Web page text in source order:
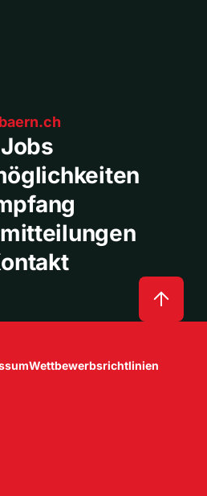
Jobs
Wettbewerbsrichtlinien